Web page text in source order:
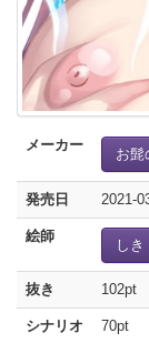
メーカー
お髭
発売日 2021-
絵師
しき
抜き 102pt
シナリオ 70pt